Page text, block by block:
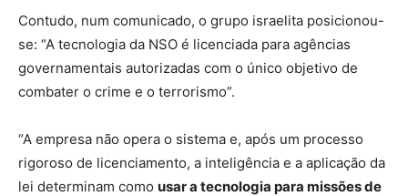
Contudo, num comunicado, o grupo israelita posicionou-
se: “A tecnologia da NSO é licenciada para agências
governamentais autorizadas com o único objetivo de
combater o crime e o terrorismo”.
“A empresa não opera o sistema e, após um processo
rigoroso de licenciamento, a inteligência e a aplicação da
lei determinam como usar a tecnologia para missões de